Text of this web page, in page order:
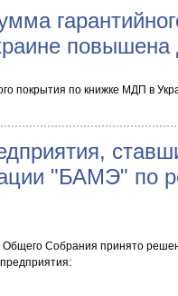
повышена
покрытия по книжке МДП в
"БАМЭ" по
Общего Собрания принято